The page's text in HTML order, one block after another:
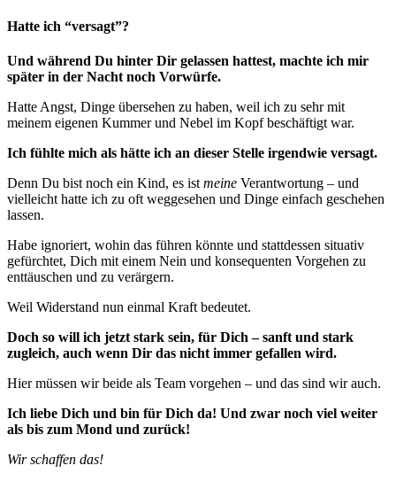
Hatte ich “versagt”?
Und während Du hinter Dir gelassen hattest, machte ich mir
später in der Nacht noch Vorwürfe.
Hatte Angst, Dinge übersehen zu haben, weil ich zu sehr mit
meinem eigenen Kummer und Nebel im Kopf beschäftigt war.
Ich fühlte mich als hätte ich an dieser Stelle irgendwie versagt.
Denn Du bist noch ein Kind, es ist meine Verantwortung – und
vielleicht hatte ich zu oft weggesehen und Dinge einfach geschehen
lassen.
Habe ignoriert, wohin das führen könnte und stattdessen situativ
gefürchtet, Dich mit einem Nein und konsequenten Vorgehen zu
enttäuschen und zu verärgern.
Weil Widerstand nun einmal Kraft bedeutet.
Doch so will ich jetzt stark sein, für Dich – sanft und stark
zugleich, auch wenn Dir das nicht immer gefallen wird.
Hier müssen wir beide als Team vorgehen – und das sind wir auch.
Ich liebe Dich und bin für Dich da! Und zwar noch viel weiter
als bis zum Mond und zurück!
Wir schaffen das!